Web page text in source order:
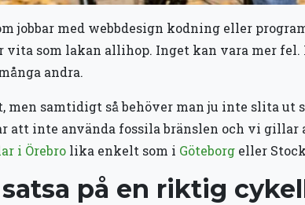
jobbar med webbdesign kodning eller
vita som lakan allihop. Inget kan vara mer
andra.
samtidigt så behöver man ju inte slita ut
inte använda fossila bränslen och vi
i Örebro lika enkelt som i Göteborg eller
på en riktig